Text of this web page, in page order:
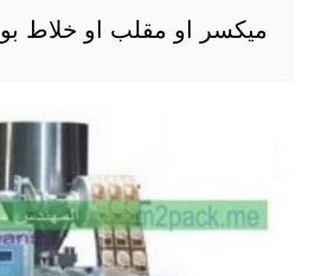
ميكسر او مقلب او خلاط